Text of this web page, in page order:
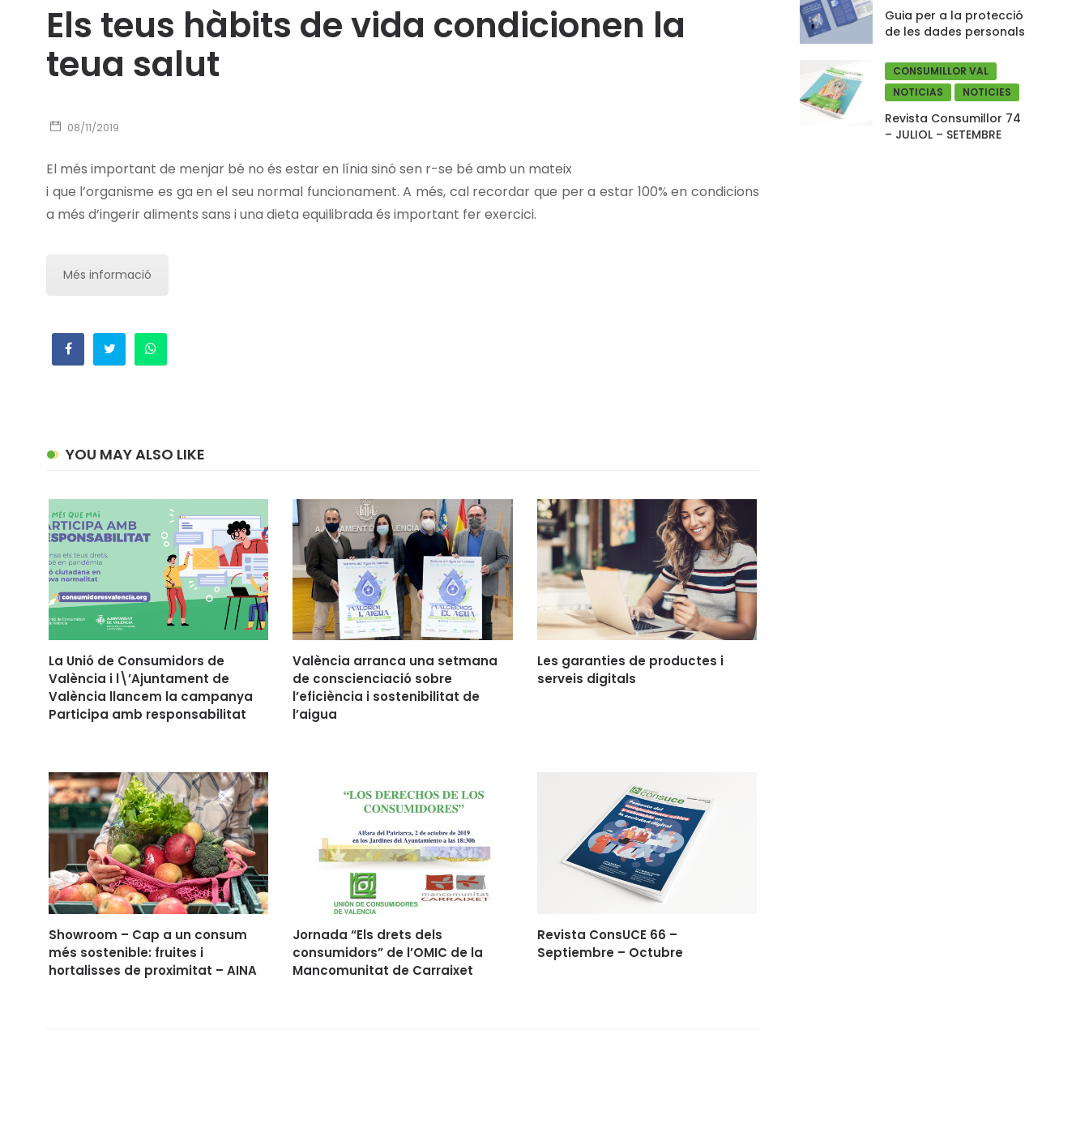
Els teus hàbits de vida condicionen la
teua salut
08/11/2019
El més important de menjar bé no és estar en línia sinó sen r-se bé amb un mateix
i que l’organisme es ga en el seu normal funcionament. A més, cal recordar que per a estar 100% en condicions
a més d’ingerir aliments sans i una dieta equilibrada és important fer exercici.
Més informació
YOU MAY ALSO LIKE
La Unió de Consumidors de
València i l\’Ajuntament de
València llancem la campanya
Participa amb responsabilitat
València arranca una setmana
de conscienciació sobre
l’eficiència i sostenibilitat de
l’aigua
Les garanties de productes i
serveis digitals
Showroom – Cap a un consum
més sostenible: fruites i
hortalisses de proximitat – AINA
Jornada “Els drets dels
consumidors” de l’OMIC de la
Mancomunitat de Carraixet
Revista ConsUCE 66 –
Septiembre – Octubre
Guia per a la protecció
de les dades personals
CONSUMILLOR VAL
NOTICIAS
NOTICIES
Revista Consumillor 74
– JULIOL – SETEMBRE